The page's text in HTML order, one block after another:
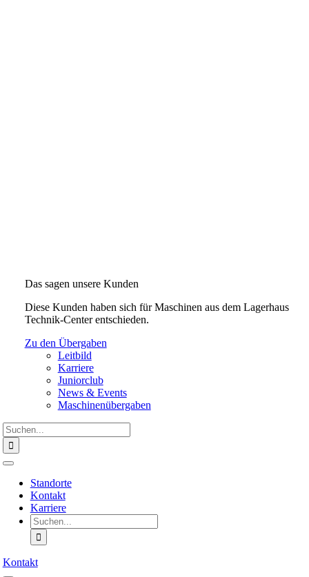
Das sagen unsere Kunden
Diese Kunden haben sich für Maschinen aus dem Lagerhaus
Technik-Center entschieden.
Zu den Übergaben
Leitbild
Karriere
Juniorclub
News & Events
Maschinenübergaben
Suche
nach:
Toggle
NavigationStandorte
Kontakt
Karriere
Suche
nach:
Kontakt